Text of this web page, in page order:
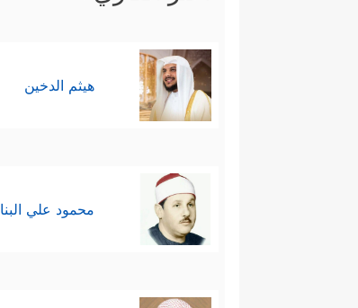
هيثم الدخين
محمود علي البنا